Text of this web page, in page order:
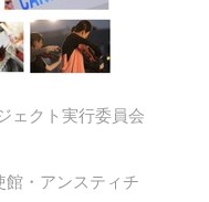
ェクト実行委員会
・アンスティチ